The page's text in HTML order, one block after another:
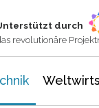
durch
revolutionäre